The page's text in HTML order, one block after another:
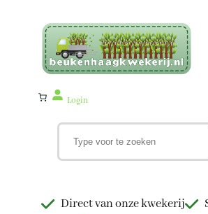
Login
Direct van onze kwekerij